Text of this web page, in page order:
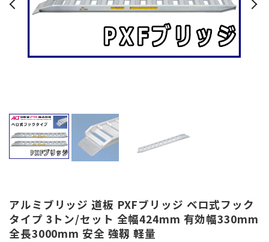
アルミブリッジ 道板 PXFブリッジ ベロ式フック
タイプ 3トン/セット 全幅424mm 有効幅330mm
全長3000mm 安全 強靱 軽量